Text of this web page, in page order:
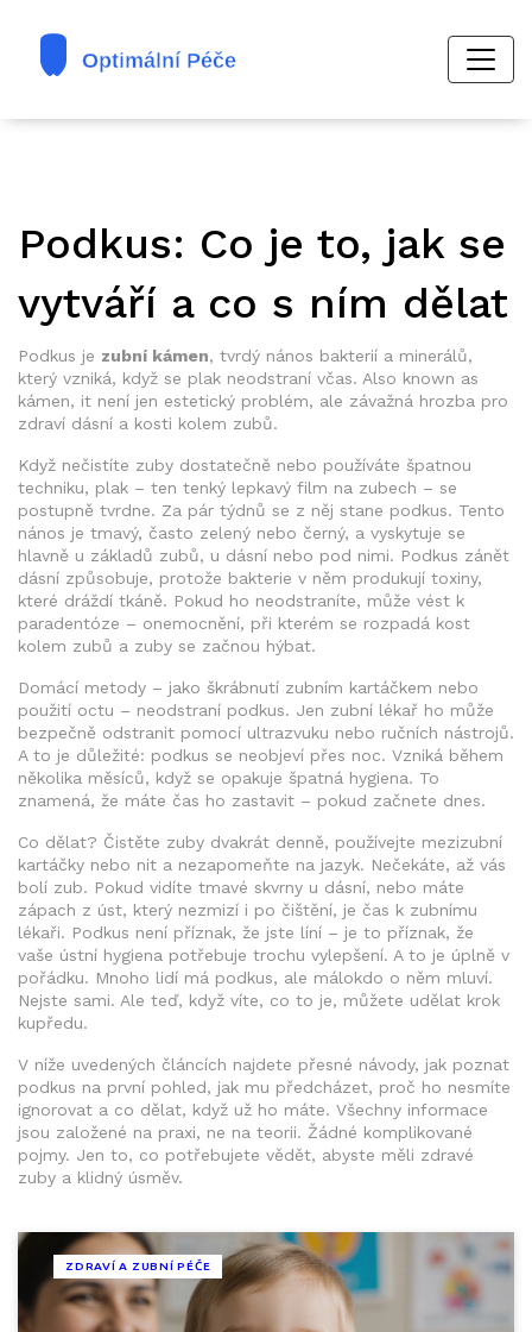
Podkus: Co je to, jak se
vytváří a co s ním dělat
Podkus je zubní kámen, tvrdý nános bakterií a minerálů,
který vzniká, když se plak neodstraní včas. Also known as
kámen, it není jen estetický problém, ale závažná hrozba pro
zdraví dásní a kosti kolem zubů.
Když nečistíte zuby dostatečně nebo používáte špatnou
techniku, plak – ten tenký lepkavý film na zubech – se
postupně tvrdne. Za pár týdnů se z něj stane podkus. Tento
nános je tmavý, často zelený nebo černý, a vyskytuje se
hlavně u základů zubů, u dásní nebo pod nimi. Podkus zánět
dásní způsobuje, protože bakterie v něm produkují toxiny,
které dráždí tkáně. Pokud ho neodstraníte, může vést k
paradentóze – onemocnění, při kterém se rozpadá kost
kolem zubů a zuby se začnou hýbat.
Domácí metody – jako škrábnutí zubním kartáčkem nebo
použití octu – neodstraní podkus. Jen zubní lékař ho může
bezpečně odstranit pomocí ultrazvuku nebo ručních nástrojů.
A to je důležité: podkus se neobjeví přes noc. Vzniká během
několika měsíců, když se opakuje špatná hygiena. To
znamená, že máte čas ho zastavit – pokud začnete dnes.
Co dělat? Čistěte zuby dvakrát denně, používejte mezizubní
kartáčky nebo nit a nezapomeňte na jazyk. Nečekáte, až vás
bolí zub. Pokud vidíte tmavé skvrny u dásní, nebo máte
zápach z úst, který nezmizí i po čištění, je čas k zubnímu
lékaři. Podkus není příznak, že jste líní – je to příznak, že
vaše ústní hygiena potřebuje trochu vylepšení. A to je úplně v
pořádku. Mnoho lidí má podkus, ale málokdo o něm mluví.
Nejste sami. Ale teď, když víte, co to je, můžete udělat krok
kupředu.
V níže uvedených článcích najdete přesné návody, jak poznat
podkus na první pohled, jak mu předcházet, proč ho nesmíte
ignorovat a co dělat, když už ho máte. Všechny informace
jsou založené na praxi, ne na teorii. Žádné komplikované
pojmy. Jen to, co potřebujete vědět, abyste měli zdravé
zuby a klidný úsměv.
ZDRAVÍ A ZUBNÍ PÉČE